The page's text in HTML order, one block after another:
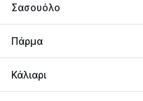
Σασουόλο
Πάρμα
Κάλιαρι